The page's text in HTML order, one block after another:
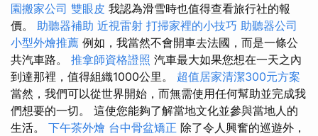
園搬家公司 雙眼皮 我認為滑雪時也值得查看旅行社的報
價。 助聽器補助 近視雷射 打掃家裡的小技巧 助聽器公司
小型外燴推薦 例如，我當然不會開車去法國，而是一條公
共汽車路。 推拿師資格證照 汽車最大如果您想在一天之內
到達那裡，值得組織1000公里。 超值居家清潔300元方案
當然，我們可以從世界開始，而無需使用任何幫助並完成我
們想要的一切。 這使您能夠了解當地文化並參與當地人的
生活。 下午茶外燴 台中骨盆矯正 除了令人興奮的巡遊外，